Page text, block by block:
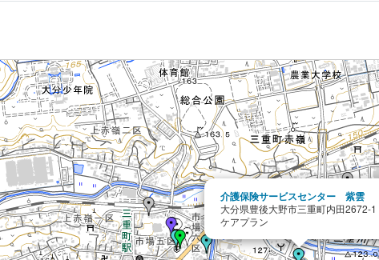
介護保険サービスセンター 紫雲
大分県豊後大野市三重町内田2672-1
ケアプラン